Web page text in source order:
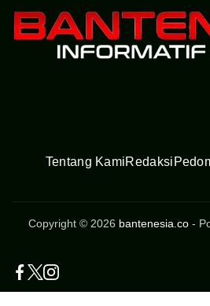
Tentang KamiRedaksi
Copyright © 2026 bantenesia.co -